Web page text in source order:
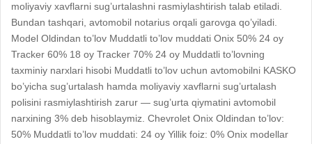
moliyaviy xavflarni sug’urtalashni rasmiylashtirish talab etiladi.
Bundan tashqari, avtomobil notarius orqali garovga qo’yiladi.
Model Oldindan to’lov Muddatli to’lov muddati Onix 50% 24 oy
Tracker 60% 18 oy Tracker 70% 24 oy Muddatli to’lovning
taxminiy narxlari hisobi Muddatli to’lov uchun avtomobilni KASKO
bo’yicha sug’urtalash hamda moliyaviy xavflarni sug’urtalash
polisini rasmiylashtirish zarur — sug’urta qiymatini avtomobil
narxining 3% deb hisoblaymiz. Chevrolet Onix Oldindan to’lov:
50% Muddatli to’lov muddati: 24 oy Yillik foiz: 0% Onix modellar